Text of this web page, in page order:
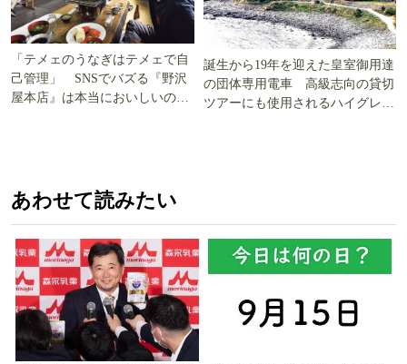
「テメェのうなぎはテメェで自
己管理」 SNSでバズる『野沢
屋本店』は本当においしいの
誕生から19年を迎えた皇室御用達
の団体専用電車 高級志向の貸切
ツアーにも使用されるハイグレー
あわせて読みたい